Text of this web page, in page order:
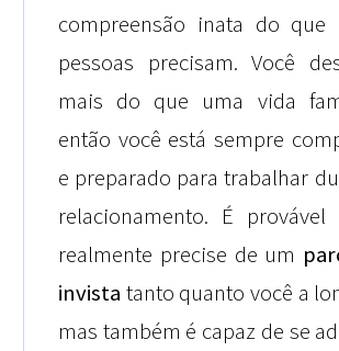
compreensão inata do que
pessoas precisam. Você
mais do que uma vida
então você está sempre
e preparado para trabalhar
relacionamento. É provável
realmente precise de um
invista tanto quanto você a
mas também é capaz de se